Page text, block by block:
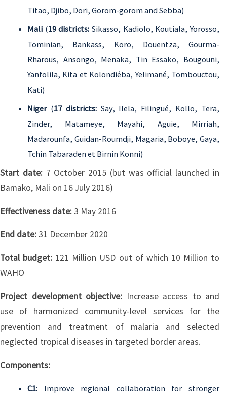
Titao, Djibo, Dori, Gorom-gorom and Sebba)
Mali (19 districts:Sikasso, Kadiolo, Koutiala, Yorosso,
Tominian, Bankass, Koro, Douentza, Gourma-
Rharous, Ansongo, Menaka, Tin Essako, Bougouni,
Yanfolila, Kita et Kolondiéba, Yelimané, Tombouctou,
Kati)
Niger(17 districts: Say, Ilela, Filingué, Kollo, Tera,
Zinder, Matameye, Mayahi, Aguie, Mirriah,
Madarounfa, Guidan-Roumdji, Magaria, Boboye, Gaya,
Tchin Tabaraden et Birnin Konni)
Start date: 7 October 2015 (but was official launched in
Bamako, Mali on 16 July 2016)
Effectiveness date:3 May 2016
End date:31 December 2020
Total budget: 121 Million USD out of which 10 Million to
WAHO
Project development objective: Increase access to and
use of harmonized community-level services for the
prevention and treatment of malaria and selected
neglected tropical diseases in targeted border areas.
Components:
C1: Improve regional collaboration for stronger